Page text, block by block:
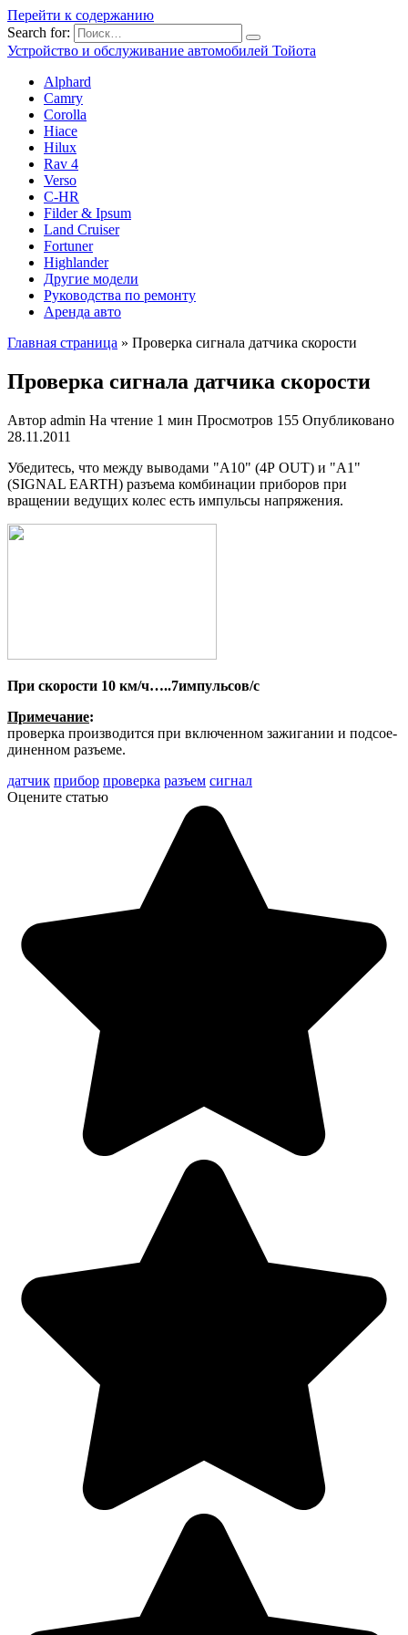
Перейти к содержанию
Search for:
Устройство и обслуживание автомобилей Тойота
Alphard
Camry
Corolla
Hiace
Hilux
Rav 4
Verso
C-HR
Filder & Ipsum
Land Cruiser
Fortuner
Highlander
Другие модели
Руководства по ремонту
Аренда авто
Главная страница » Проверка сигнала датчика скорости
Проверка сигнала датчика скорости
Автор admin На чтение 1 мин Просмотров 155 Опубликовано
28.11.2011
Убедитесь, что между выводами "А10" (4Р OUT) и "А1"
(SIGNAL EARTH) разъема комбинации приборов при
вращении ведущих колес есть им­пульсы напряжения.
При скорости 10 км/ч…..7импульсов/с
Примечание:
проверка производится при включенном зажигании и подсое­
диненном разъеме.
датчик прибор проверка разъем сигнал
Оцените статью